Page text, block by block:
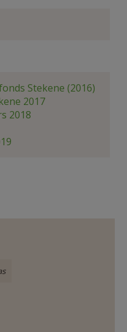
Stekene (2016)
2017
2018